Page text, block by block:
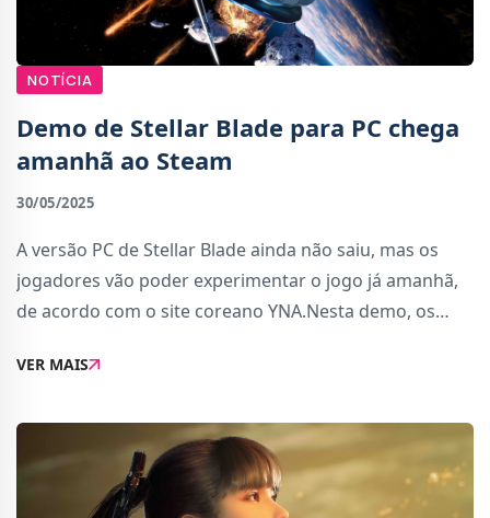
NOTÍCIA
Demo de Stellar Blade para PC chega
amanhã ao Steam
30/05/2025
A versão PC de Stellar Blade ainda não saiu, mas os
jogadores vão poder experimentar o jogo já amanhã,
de acordo com o site coreano YNA.Nesta demo, os
cinemáticas, secções de combate, sist
VER MAIS